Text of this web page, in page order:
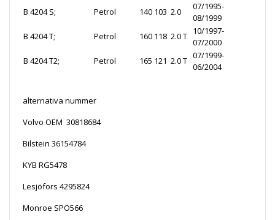
B 4204 S;
Petrol 140 103 2.0
07/1995-
08/1999
B 4204 T;
Petrol 160 118 2.0 T 10/1997-
07/2000
B 4204 T2;
Petrol 165 121 2.0 T 07/1999-
06/2004
alternativa nummer
Volvo OEM 30818684
Bilstein 36154784
KYB RG5478
Lesjöfors 4295824
Monroe SPO566